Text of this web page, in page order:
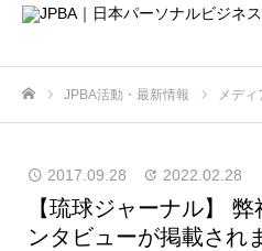
JPBA活動・最新情報 メディ
2017.09.28 2022.02.28
【琉球ジャーナル】
ンタビューが掲載され